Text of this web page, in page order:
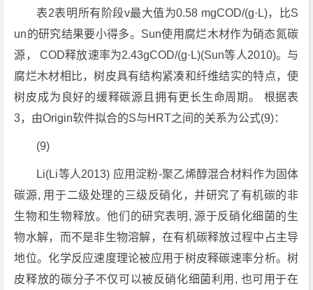
表2表明所有阶段v最大值为0.58 mgCOD/(g·L)，比S
un的研究结果要小得多。Sun使用腐烂木材作为硝态氮碳
源， COD释放速率为2.43gCOD/(g·L)(Sun等人2010)。与
腐烂木材相比，树皮具有结构紧凑和纤维结实的特点，使
树皮成为良好的缓释碳源且拥有更长生命周期。 根据表
3，由Origin软件拟合的S与HRT之间的关系为公式(9)：
(9)
Li(Li等人2013) 应用淀粉-聚乙烯醇混合材料作为固体
碳源, 用于二级处理的三级反硝化，并研究了有机碳的非
生物和生物释放。他们的研究表明, 源于反硝化细菌的生
物水解，而不是非生物溶解，在有机碳释放过程中占主导
地位。化学反应速度理论被应用于树皮释碳速率分析。树
皮释放的碳分子不仅可以被反硝化细菌利用, 也可用于在